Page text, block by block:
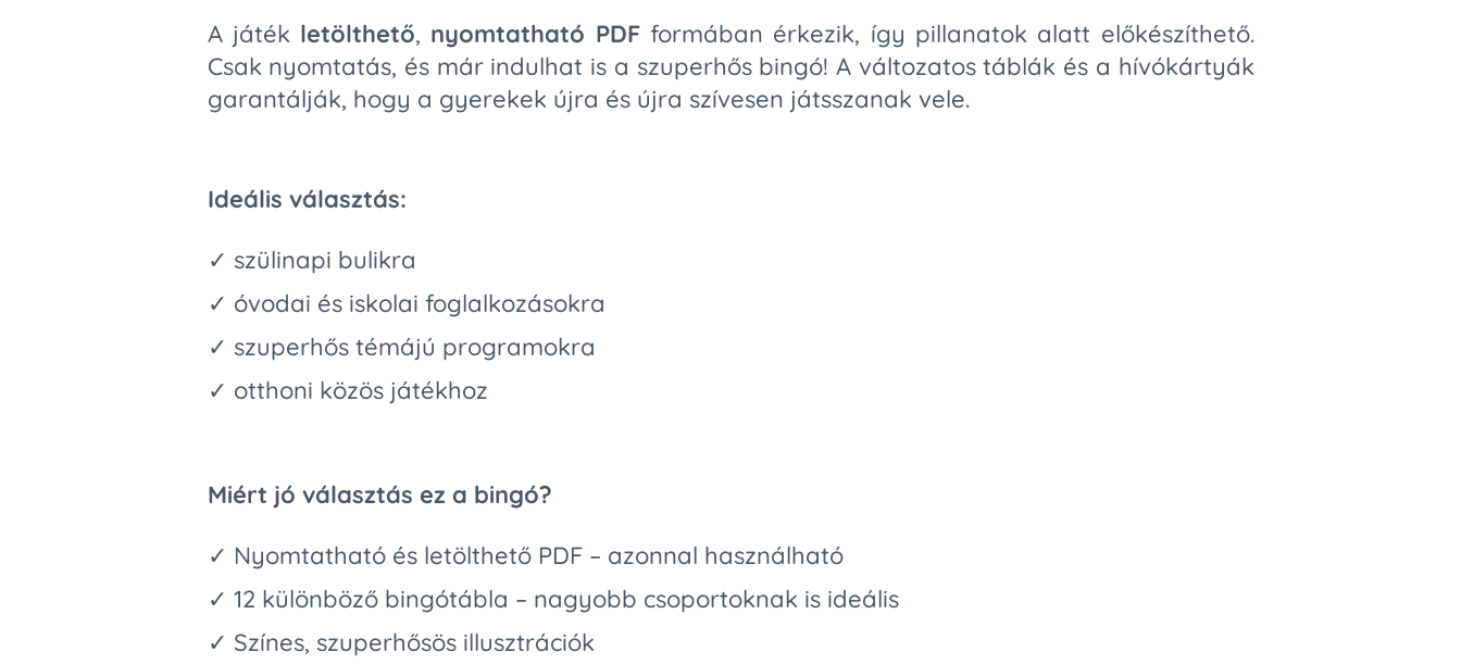
A játék letölthető, nyomtatható PDFformában érkezik, így pillanatok alatt előkészíthető.
Csak nyomtatás, és már indulhat is a szuperhős bingó! A változatos táblák és a hívókártyák
garantálják, hogy a gyerekek újra és újra szívesen játsszanak vele.
Ideális választás:
✓ szülinapi bulikra
✓ óvodai és iskolai foglalkozásokra
✓ szuperhős témájú programokra
✓ otthoni közös játékhoz
Miért jó választás ez a bingó?
✓ Nyomtatható és letölthető PDF – azonnal használható
✓ 12 különböző bingótábla – nagyobb csoportoknak is ideális
✓ Színes, szuperhősös illusztrációk